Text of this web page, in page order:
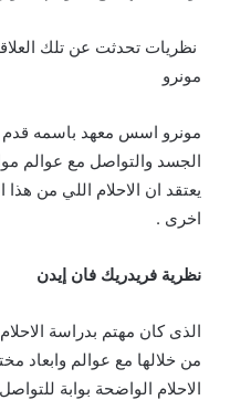
نظريات تحدثت عن تلك
مونرو
مونرو اسس معهد باسمه
الجسد والتواصل مع عوالم
يعتقد ان الاحلام اللي من
اخرى .
نظرية فريدريك فان إيدن
الذى كان مهتم بدراسة
من خلالها مع عوالم وابعاد
الاحلام الواضحة بوابة